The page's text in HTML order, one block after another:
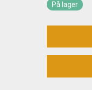
På lager